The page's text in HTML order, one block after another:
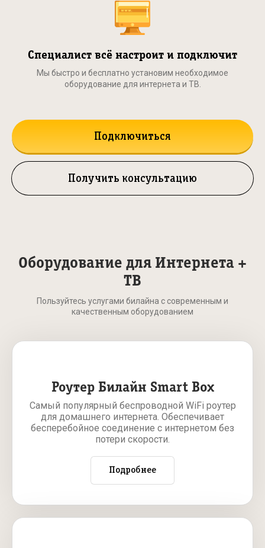
Специалист всё настроит и подключит
Мы быстро и бесплатно установим необходимое
оборудование для интернета и ТВ.
Подключиться
Получить консультацию
Оборудование для Интернета +
ТВ
Пользуйтесь услугами билайна с современным и
качественным оборудованием
Роутер Билайн Smart Box
Самый популярный беспроводной WiFi роутер
для домашнего интернета. Обеспечивает
бесперебойное соединение с интернетом без
потери скорости.
Подробнее